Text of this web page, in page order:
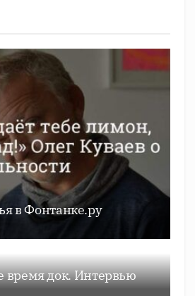
в Фонтанке.ру
время док. Интервью